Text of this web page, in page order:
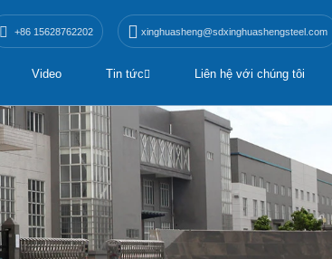
+86 15628762202 xinghuasheng@sdxinghuashengsteel.com
Video Tin tức Liên hệ với chúng tôi